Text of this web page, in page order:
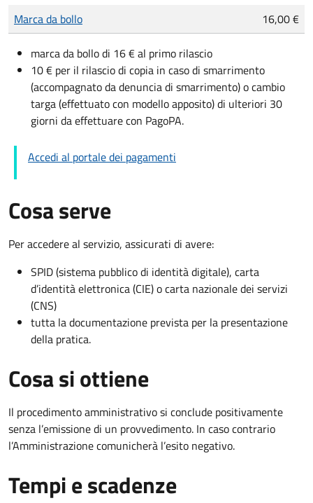
Tipo di pagamento
Importo
Marca da bollo 16,00 €
marca da bollo di 16 € al primo rilascio
10 € per il rilascio di copia in caso di smarrimento
(accompagnato da denuncia di smarrimento) o cambio
targa (effettuato con modello apposito) di ulteriori 30
giorni da effettuare con PagoPA.
Accedi al portale dei pagamenti
Cosa serve
Per accedere al servizio, assicurati di avere:
SPID (sistema pubblico di identità digitale), carta
d’identità elettronica (CIE) o carta nazionale dei servizi
(CNS)
tutta la documentazione prevista per la presentazione
della pratica.
Cosa si ottiene
Il procedimento amministrativo si conclude positivamente
senza l’emissione di un provvedimento. In caso contrario
l’Amministrazione comunicherà l’esito negativo.
Tempi e scadenze